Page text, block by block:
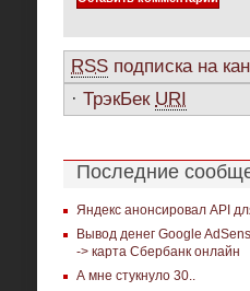
RSS подписка на
· ТрэкБек URI
Последние
Яндекс анонсировал API
Вывод денег Google
-> карта Сбербанк онлайн
А мне стукнуло 30..